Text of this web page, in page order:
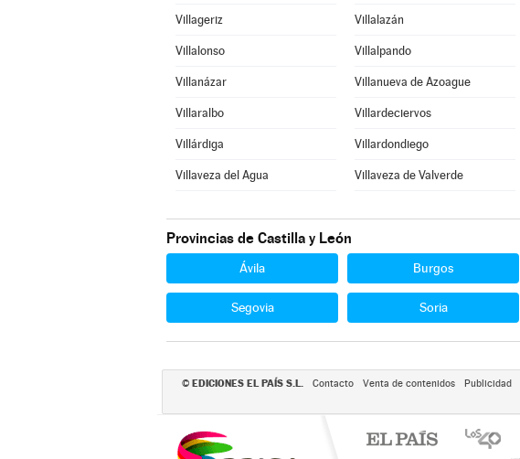
Villageriz Villalazán
Villalonso Villalpando
Villanázar Villanueva de Azoague
Villaralbo Villardeciervos
Villárdiga Villardondiego
Villaveza del Agua Villaveza de Valverde
Provincias de Castilla y León
Ávila Burgos
Segovia Soria
© EDICIONES EL PAÍS S.L. Contacto Venta de contenidos Publicidad